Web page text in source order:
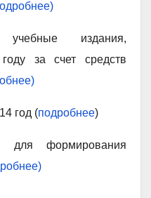
издания,
за счет средств
год (подробнее)
для формирования